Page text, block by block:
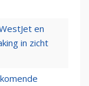
en
in zicht